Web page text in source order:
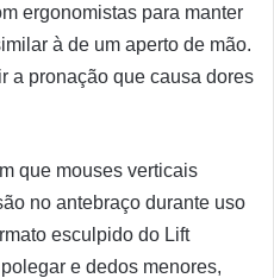
ergonomistas para manter
à de um aperto de mão.
a pronação que causa dores
que mouses verticais
no antebraço durante uso
esculpido do Lift
e dedos menores,